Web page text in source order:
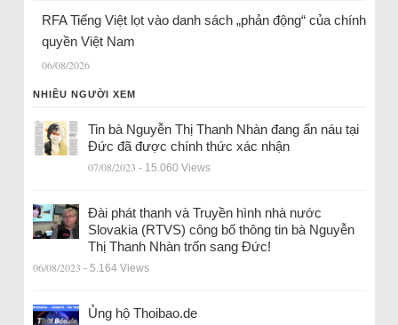
RFA Tiếng Việt lọt vào danh sách „phản động“ của chính
quyền Việt Nam
06/08/2026
NHIỀU NGƯỜI XEM
Tin bà Nguyễn Thị Thanh Nhàn đang ẩn náu tại
Đức đã được chính thức xác nhận
07/08/2023 - 15.060 Views
Đài phát thanh và Truyền hình nhà nước
Slovakia (RTVS) công bố thông tin bà Nguyễn
Thị Thanh Nhàn trốn sang Đức!
06/08/2023 - 5.164 Views
Ủng hộ Thoibao.de